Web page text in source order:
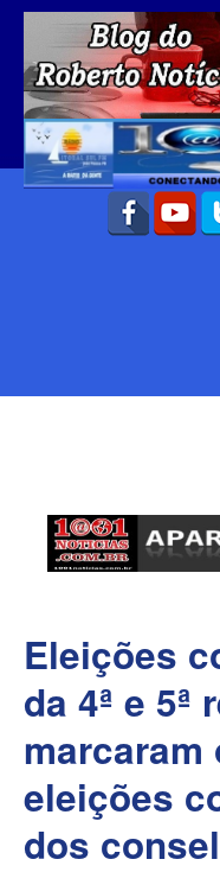
Eleições
da 4ª e 5ª
eleições
dos